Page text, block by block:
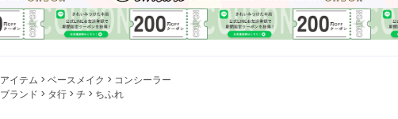
アイテム ベースメイク
コンシーラー
ブランド タ行 チ ちふれ